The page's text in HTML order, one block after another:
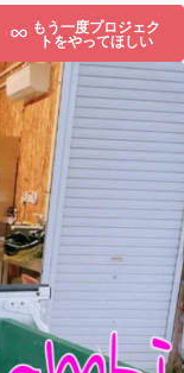
もう一度プロジェク
トをやってほしい